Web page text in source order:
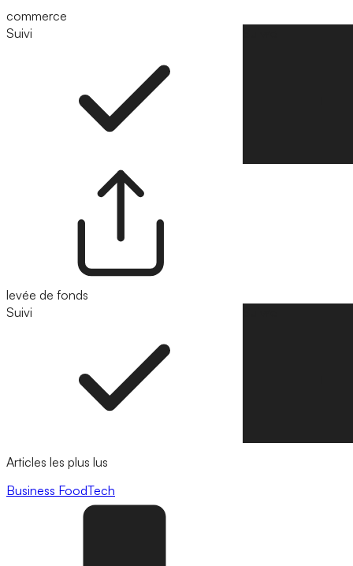
commerce
Suivi
levée de fonds
Suivi
Articles les plus lus
Business FoodTech